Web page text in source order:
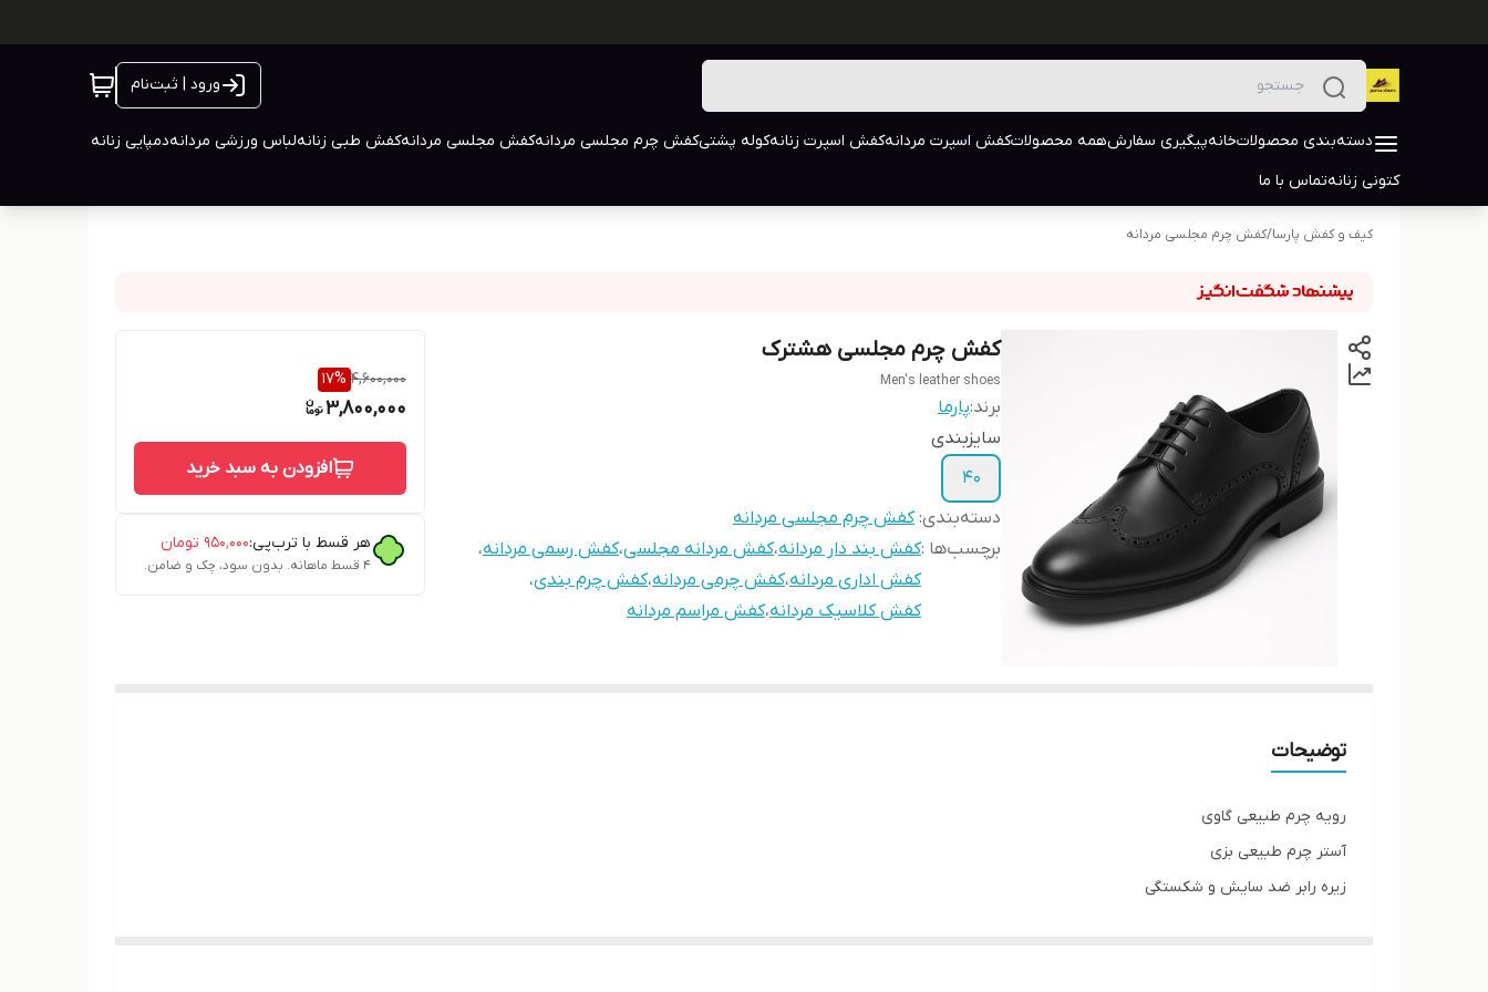
ورود | ثبت‌نام
دسته‌بندی محصولاتخانهپیگیری سفارشهمه محصولاتکفش اسپرت مردانهکفش اسپرت زنانهکوله پشتیکفش چرم مجلسی مردانهکفش مجلسی مردانهکفش طبی زنانهلباس ورزشی مردانهدمپایی زنانه
کتونی زنانهتماس با ما
کیف و کفش پارسا/کفش چرم مجلسی مردانه
کفش چرم مجلسی هشترک
Men's leather shoes
برند:پارما
سایزبندی
40
دسته‌بندی:کفش چرم مجلسی مردانه
برچسب‌ها :کفش بند دار مردانه،کفش مردانه مجلسی،کفش رسمی مردانه،
کفش اداری مردانه،کفش چرمی مردانه،کفش چرم بندی،
کفش کلاسیک مردانه،کفش مراسم مردانه
4,600,000
17%
3,800,000
افزودن به سبد خرید
هر قسط با ترب‌پی:۹۵۰٬۰۰۰ تومان
۴ قسط ماهانه. بدون سود، چک و ضامن.
توضیحات
رویه چرم طبیعی گاوی
آستر چرم طبیعی بزی
زیره رابر ضد سایش و شکستگی